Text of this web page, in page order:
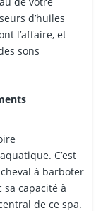
d’huiles
l’affaire, et
sons
C’est
à barboter
sa capacité à
de ce spa.